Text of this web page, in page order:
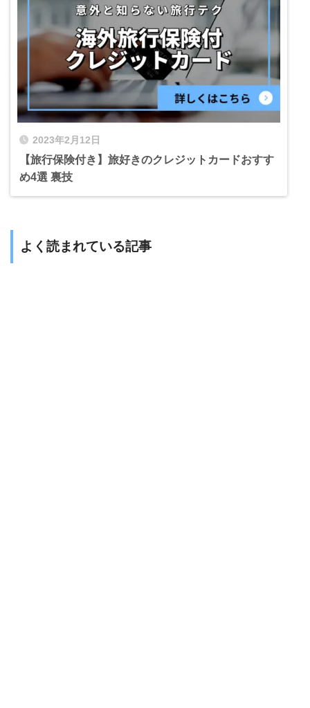
2023年2月12日
【旅行保険付き】旅好きのクレジットカードおすす
め4選 裏技
よく読まれている記事